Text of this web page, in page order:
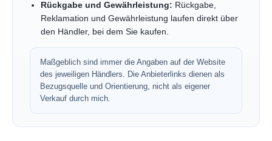
Rückgabe und Gewährleistung: Rückgabe,
Reklamation und Gewährleistung laufen direkt über
den Händler, bei dem Sie kaufen.
Maßgeblich sind immer die Angaben auf der Website
des jeweiligen Händlers. Die Anbieterlinks dienen als
Bezugsquelle und Orientierung, nicht als eigener
Verkauf durch mich.